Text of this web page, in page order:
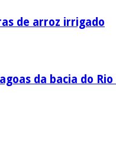
de arroz irrigado
da bacia do Rio